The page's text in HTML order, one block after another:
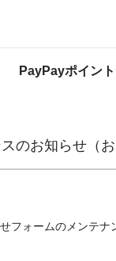
PayPayポイント
のお知らせ（
フォームのメンテナ